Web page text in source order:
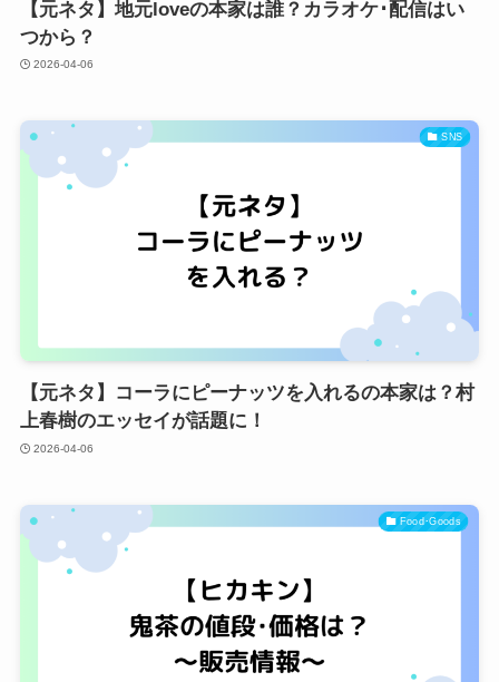
【元ネタ】地元loveの本家は誰？カラオケ･配信はい
つから？
2026-04-06
SNS
【元ネタ】コーラにピーナッツを入れるの本家は？村
上春樹のエッセイが話題に！
2026-04-06
Food･Goods